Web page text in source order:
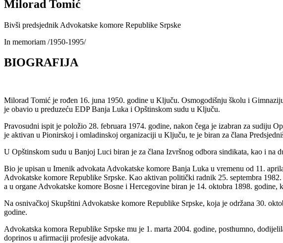
Milorad Tomić
Bivši predsjednik Advokatske komore Republike Srpske
In memoriam /1950-1995/
BIOGRAFIJA
Milorad Tomić je rođen 16. juna 1950. godine u Ključu. Osmogodišnju školu i
je obavio u preduzeću EDP Banja Luka i Opštinskom sudu u Ključu.
Pravosudni ispit je položio 28. februara 1974. godine, nakon čega je izabran za sudiju
je aktivan u Pionirskoj i omladinskoj organizaciji u Ključu, te je biran za člana
U Opštinskom sudu u Banjoj Luci biran je za člana Izvršnog odbora sindikata, kao i na
Bio je upisan u Imenik advokata Advokatske komore Banja Luka u vremenu od 11.
Advokatske komore Republike Srpske. Kao aktivan politički radnik 25. septembra
a u organe Advokatske komore Bosne i Hercegovine biran je 14. oktobra 1898.
Na osnivačkoj Skupštini Advokatske komore Republike Srpske, koja je održana 30.
godine.
Advokatska komora Republike Srpske mu je 1. marta 2004. godine, posthumno,
doprinos u afirmaciji profesije advokata.